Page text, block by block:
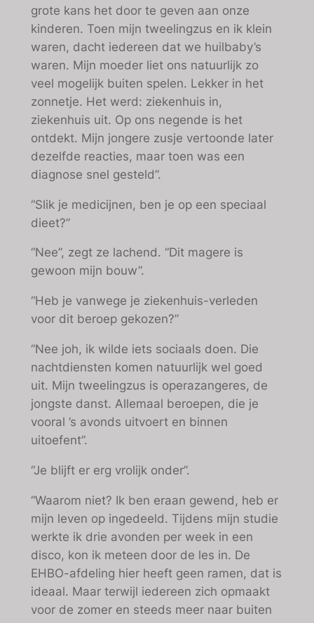
grote kans het door te geven aan onze
kinderen. Toen mijn tweelingzus en ik klein
waren, dacht iedereen dat we huilbaby’s
waren. Mijn moeder liet ons natuurlijk zo
veel mogelijk buiten spelen. Lekker in het
zonnetje. Het werd: ziekenhuis in,
ziekenhuis uit. Op ons negende is het
ontdekt. Mijn jongere zusje vertoonde later
dezelfde reacties, maar toen was een
diagnose snel gesteld”.
“Slik je medicijnen, ben je op een speciaal
dieet?”
“Nee”, zegt ze lachend. “Dit magere is
gewoon mijn bouw”.
“Heb je vanwege je ziekenhuis-verleden
voor dit beroep gekozen?”
“Nee joh, ik wilde iets sociaals doen. Die
nachtdiensten komen natuurlijk wel goed
uit. Mijn tweelingzus is operazangeres, de
jongste danst. Allemaal beroepen, die je
vooral ’s avonds uitvoert en binnen
uitoefent”.
“Je blijft er erg vrolijk onder”.
“Waarom niet? Ik ben eraan gewend, heb er
mijn leven op ingedeeld. Tijdens mijn studie
werkte ik drie avonden per week in een
disco, kon ik meteen door de les in. De
EHBO-afdeling hier heeft geen ramen, dat is
ideaal. Maar terwijl iedereen zich opmaakt
voor de zomer en steeds meer naar buiten